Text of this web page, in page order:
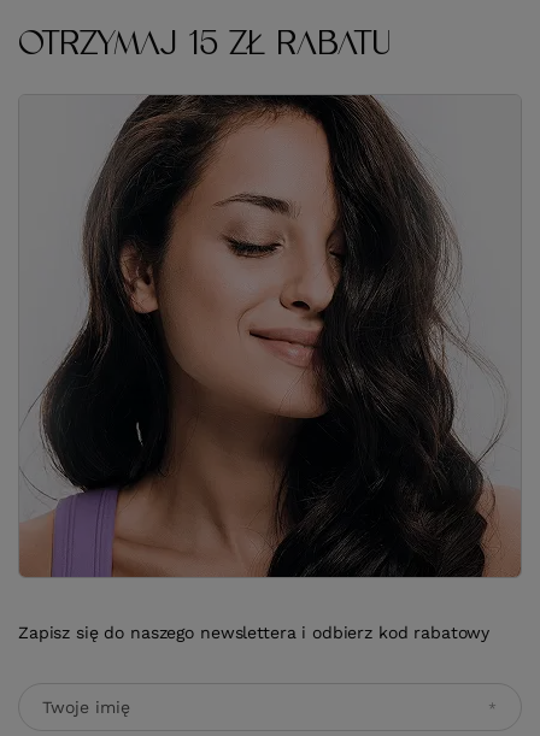
OTRZYMAJ 15 ZŁ RABATU
Zapisz się do naszego newslettera i odbierz kod rabatowy
Twoje imię